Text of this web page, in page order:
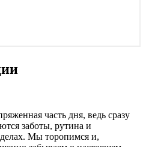
часть дня, ведь сразу
заботы, рутина и
Мы торопимся и,